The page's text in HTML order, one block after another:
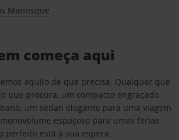
Manosque
começa aqui
aquilo de que precisa. Qualquer que
que procura, um compacto engraçado
um sedan elegante para uma viagem
espaçoso para umas férias
perfeito está à sua espera.